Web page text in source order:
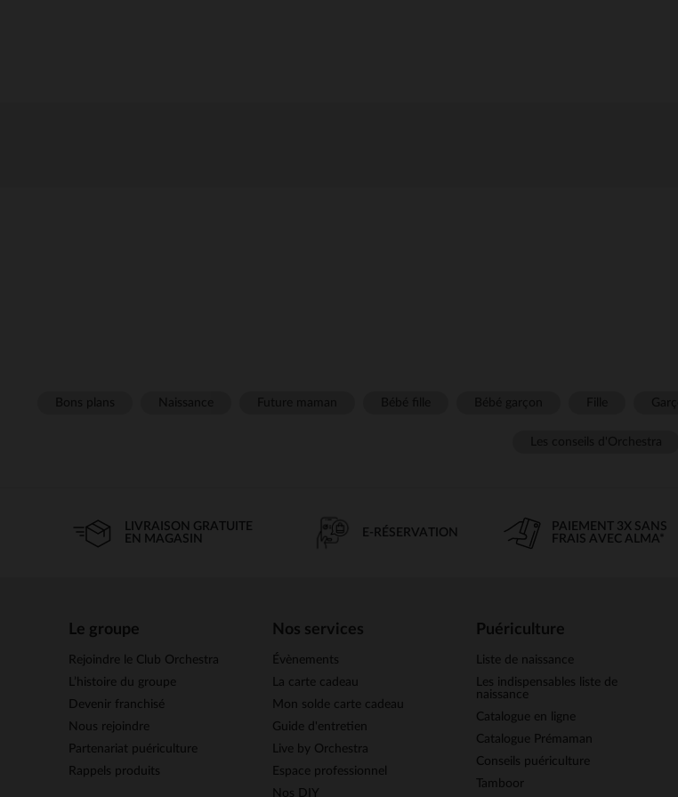
LIVRAISON GRATUITE
EN MAGASIN
E-RÉSERVATION
PAIEMENT 3X SANS
FRAIS AVEC ALMA*
Le groupe
Rejoindre le Club Orchestra
L’histoire du groupe
Devenir franchisé
Nous rejoindre
Partenariat puériculture
Rappels produits
Nos services
Évènements
La carte cadeau
Mon solde carte cadeau
Guide d'entretien
Live by Orchestra
Espace professionnel
Nos DIY
Puériculture
Liste de naissance
Les indispensables liste de
naissance
Catalogue en ligne
Catalogue Prémaman
Conseils puériculture
Tamboor